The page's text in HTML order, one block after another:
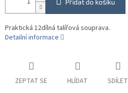
Přidat do košíku
Praktická 12dílná talířová souprava.
Detailní informace
ZEPTAT SE HLÍDAT SDÍLET